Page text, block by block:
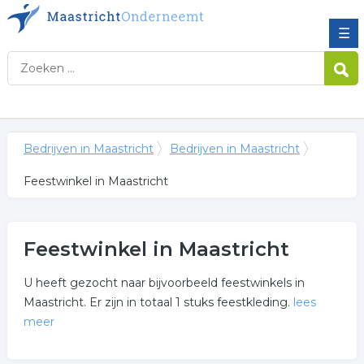
☰
Bedrijven in Maastricht Bedrijven in Maastricht
Feestwinkel in Maastricht
Feestwinkel in Maastricht
U heeft gezocht naar bijvoorbeeld feestwinkels in
Maastricht. Er zijn in totaal 1 stuks feestkleding. lees
meer